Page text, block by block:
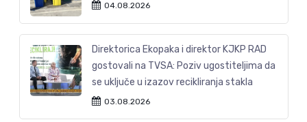
04.08.2026
Direktorica Ekopaka i direktor KJKP RAD
gostovali na TVSA: Poziv ugostiteljima da
se uključe u izazov recikliranja stakla
03.08.2026